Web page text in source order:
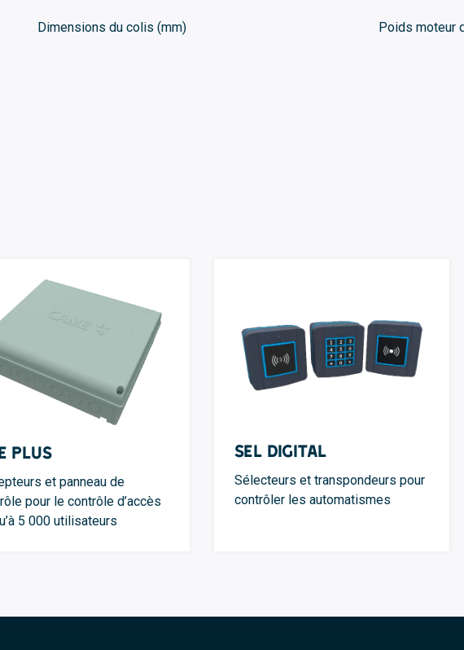
Dimensions du colis (mm) Poids moteur
Plus
et panneau de
pour le contrôle d’accès
5 000 utilisateurs
SEL Digital
Sélecteurs et transpondeurs pour
contrôler les automatismes